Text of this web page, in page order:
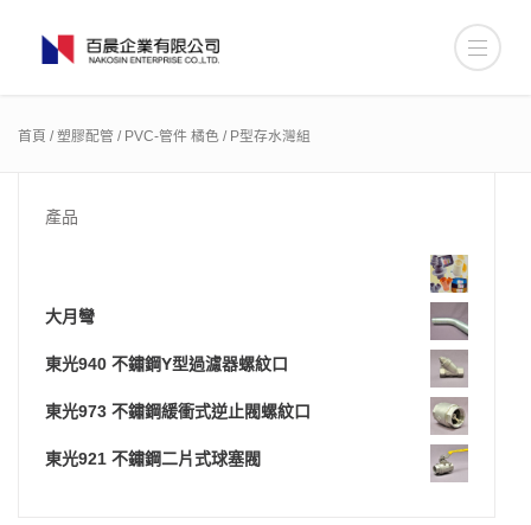
首頁 /塑膠配管 / PVC-管件 橘色 / P型存水灣組
產品
大月彎
東光940 不鏽鋼Y型過濾器螺紋口
東光973 不鏽鋼緩衝式逆止閥螺紋口
東光921 不鏽鋼二片式球塞閥